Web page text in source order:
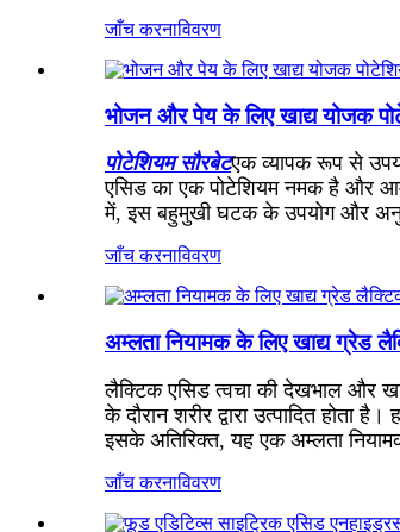
जाँच करनाविवरण
भोजन और पेय के लिए खाद्य योजक
पोटेशियम सौरबेटएक व्यापक रूप से
एसिड का एक पोटेशियम नमक है और
में, इस बहुमुखी घटक के उपयोग और
जाँच करनाविवरण
अम्लता नियामक के लिए खाद्य ग्रेड
लैक्टिक एसिड त्वचा की देखभाल और
के दौरान शरीर द्वारा उत्पादित
इसके अतिरिक्त, यह एक अम्लता
जाँच करनाविवरण